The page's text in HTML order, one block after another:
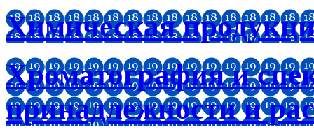
Химическая
Хроматография и
принадлежности и